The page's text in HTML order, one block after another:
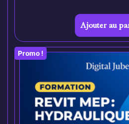
Ajouter au
Promo !